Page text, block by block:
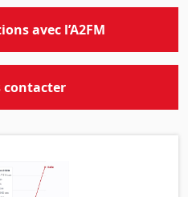
avec l’A2FM